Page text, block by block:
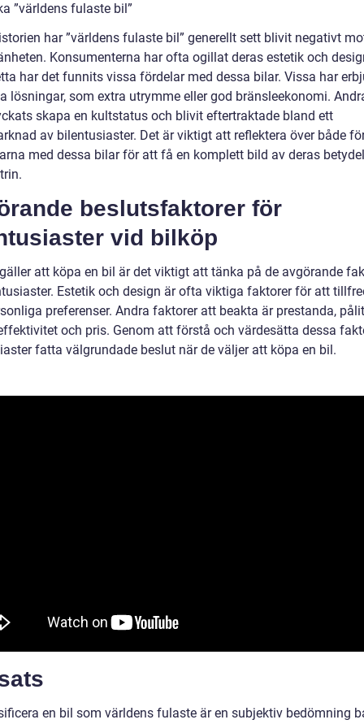
”världens fulaste bil”
har ”världens fulaste bil” generellt sett blivit negativt
Konsumenterna har ofta ogillat deras estetik och
har det funnits vissa fördelar med dessa bilar. Vissa har
lösningar, som extra utrymme eller god bränsleekonomi.
skapa en kultstatus och blivit eftertraktade bland ett
av bilentusiaster. Det är viktigt att reflektera över både
med dessa bilar för att få en komplett bild av deras
beslutsfaktorer för
vid bilköp
att köpa en bil är det viktigt att tänka på de avgörande
Estetik och design är ofta viktiga faktorer för att
preferenser. Andra faktorer att beakta är prestanda,
och pris. Genom att förstå och värdesätta dessa
fatta välgrundade beslut när de väljer att köpa en bil.
en bil som världens fulaste är en subjektiv bedömning